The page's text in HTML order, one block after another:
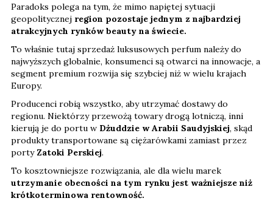
Paradoks polega na tym, że mimo napiętej sytuacji
geopolitycznej region pozostaje jednym z najbardziej
atrakcyjnych rynków beauty na świecie.
To właśnie tutaj sprzedaż luksusowych perfum należy do
najwyższych globalnie, konsumenci są otwarci na innowacje, a
segment premium rozwija się szybciej niż w wielu krajach
Europy.
Producenci robią wszystko, aby utrzymać dostawy do
regionu. Niektórzy przewożą towary drogą lotniczą, inni
kierują je do portu w Dżuddzie w Arabii Saudyjskiej, skąd
produkty transportowane są ciężarówkami zamiast przez
porty Zatoki Perskiej.
To kosztowniejsze rozwiązania, ale dla wielu marek
utrzymanie obecności na tym rynku jest ważniejsze niż
krótkoterminowa rentowność.